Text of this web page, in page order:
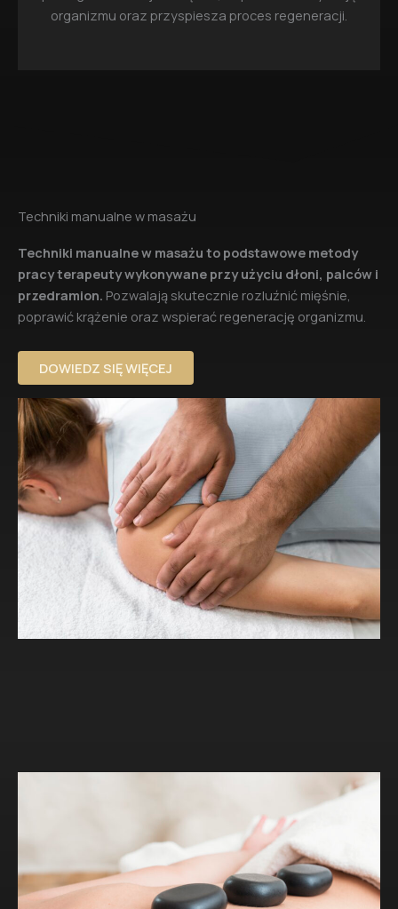
organizmu oraz przyspiesza proces regeneracji.
Techniki manualne w masażu
Techniki manualne w masażu to podstawowe metody
pracy terapeuty wykonywane przy użyciu dłoni, palców i
przedramion. Pozwalają skutecznie rozluźnić mięśnie,
poprawić krążenie oraz wspierać regenerację organizmu.
DOWIEDZ SIĘ WIĘCEJ